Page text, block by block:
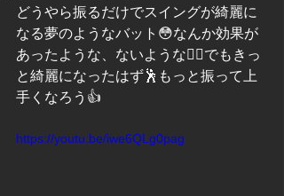
どうやら振るだけでスイングが綺麗に
なる夢のようなバット😳なんか効果が
あったような、ないような🤷‍♂️でもきっ
と綺麗になったはず🕺もっと振って上
手くなろう👍
https://youtu.be/iwe6QLg0pag